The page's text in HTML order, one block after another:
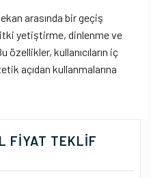
arasında bir geçiş
yetiştirme, dinlenme ve
özellikler, kullanıcıların iç
açıdan kullanmalarına
FIYAT TEKLIF